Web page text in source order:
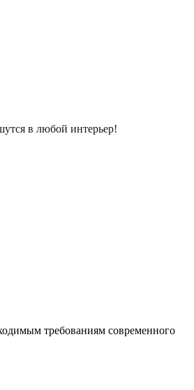
в любой интерьер!
требованиям современного